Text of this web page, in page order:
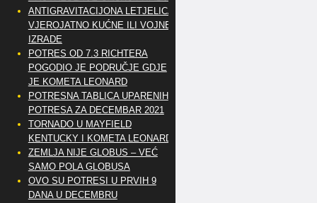
ANTIGRAVITACIJONA LETJELICA
VJEROJATNO KUĆNE ILI VOJNE
IZRADE
POTRES OD 7.3 RICHTERA
POGODIO JE PODRUČJE GDJE
JE KOMETA LEONARD
POTRESNA TABLICA UPARENIH
POTRESA ZA DECEMBAR 2021
TORNADO U MAYFIELD
KENTUCKY I KOMETA LEONARD
ZEMLJA NIJE GLOBUS – VEĆ
SAMO POLA GLOBUSA
OVO SU POTRESI U PRVIH 9
DANA U DECEMBRU